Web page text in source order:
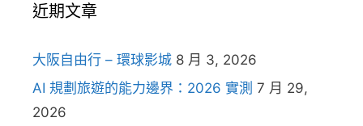
近期文章
大阪自由行 – 環球影城 8 月 3, 2026
AI 規劃旅遊的能力邊界：2026 實測 7 月 29,
2026